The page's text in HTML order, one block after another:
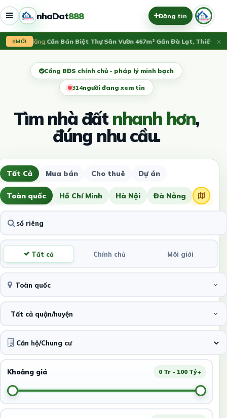
nhaDat888 Đăng tin
MỚI
Vừa đăng:Cần Bán Biệt Thự Sân Vườn 467m² Gần Đà Lạt, Thiết Kế×
Cổng BĐS chính chủ - pháp lý minh bạch
316người đang xem tin
Tìm nhà đấtnhanh hơn,
đúng nhu cầu.
Tất Cả Mua bán Cho thuê Dự án
Toàn quốc Hồ Chí Minh Hà Nội Đà Nẵng
Tất cả Chính chủ Môi giới
Toàn quốc
Tất cả quận/huyện
Khoảng giá 0 Tr - 100 Tỷ+